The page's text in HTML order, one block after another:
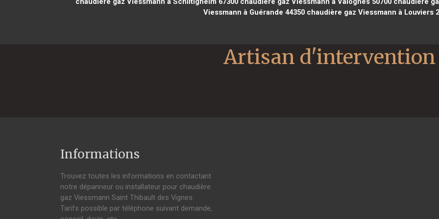
Viessmann à Guérande 44350 chaudière gaz Viessmann à Louviers
Informations
Trouvez toutes les informations en contactant
notre dépanneur ou installateur pour chaudière
gaz Viessmann Saint Thibault des Vignes.
Tarifs possible par téléphone suivant demande,
Artisan d'intervention